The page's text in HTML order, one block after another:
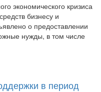
экономического кризиса
бизнесу и
о предоставлении
нужды, в том числе
в период